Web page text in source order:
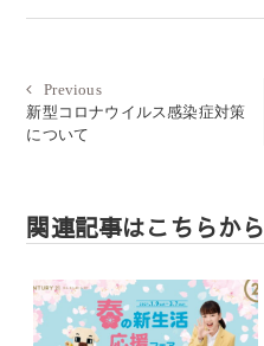
投
稿
ナ
ゲ
ー
ョ
ン
PreviousPrevious
post:
新型コロナウイルス感染症対策
について
関連記事はこちらから